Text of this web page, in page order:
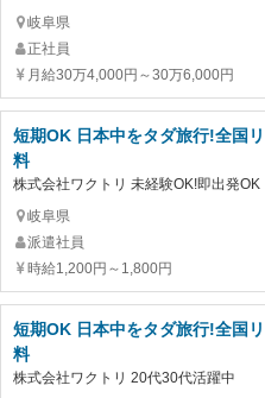
岐阜県
正社員
月給30万4,000円～30万6,000円
短期OK 日本中をタダ旅行!全国
料
株式会社ワクトリ 未経験OK!即出発OK
岐阜県
派遣社員
時給1,200円～1,800円
短期OK 日本中をタダ旅行!全国
料
株式会社ワクトリ 20代30代活躍中